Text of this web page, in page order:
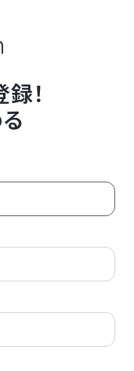
！